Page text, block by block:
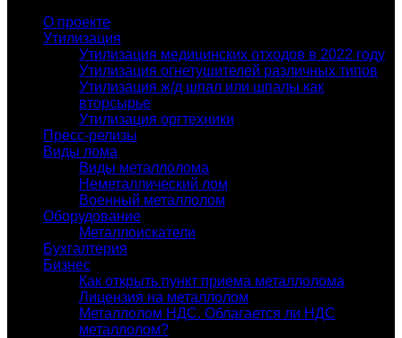
О проекте
Утилизация
Утилизация медицинских отходов в 2022 году
Утилизация огнетушителей различных типов
Утилизация ж/д шпал или шпалы как
вторсырье
Утилизация оргтехники
Пресс-релизы
Виды лома
Виды металлолома
Неметаллический лом
Военный металлолом
Оборудование
Металлоискатели
Бухгалтерия
Бизнес
Как открыть пункт приема металлолома
Лицензия на металлолом
Металлолом НДС. Облагается ли НДС
металлолом?